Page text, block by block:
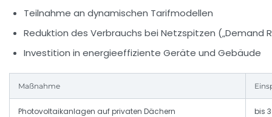
Teilnahme an dynamischen Tarifmodellen
Reduktion des Verbrauchs bei Netzspitzen („Demand
Investition in energieeffiziente Geräte und Gebäude
Maßnahme
Photovoltaikanlagen auf privaten Dächern bis